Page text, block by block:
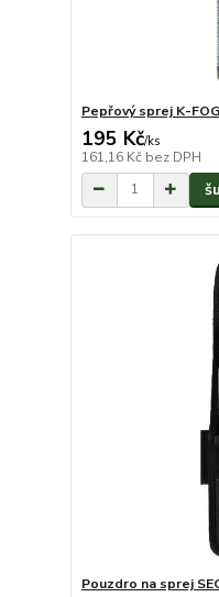
Pepřový sprej K-
195 Kč/ks
161,16 Kč bez DPH
Pouzdro na sprej